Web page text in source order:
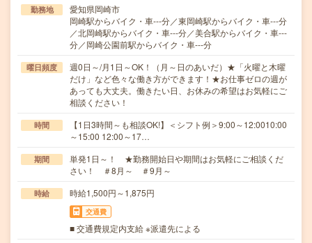
勤務地
愛知県岡崎市
岡崎駅からバイク・車---分／東岡崎駅からバイク・車---分
／北岡崎駅からバイク・車---分／美合駅からバイク・車---
分／岡崎公園前駅からバイク・車---分
曜日頻度
週0日～/月1日～OK！（月～日のあいだ）★「火曜と木曜
だけ」など色々な働き方ができます！★お仕事ゼロの週が
あっても大丈夫。働きたい日、お休みの希望はお気軽にご
相談ください！
時間
【1日3時間～も相談OK!】＜シフト例＞9:00～12:0010:00
～15:00 12:00～17…
期間
単発1日～！ ★勤務開始日や期間はお気軽にご相談くだ
さい！ ＃8月～ ＃9月～
時給 時給1,500円～1,875円
交通費
■ 交通費規定内支給 ※派遣先による